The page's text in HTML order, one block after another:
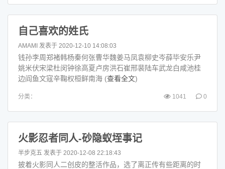
自己喜欢的姓氏
AMAMI 发表于 2020-12-10 14:08:03
钱孙李周郑褚韩杨秦何张曹华魏姜马凤袁柳史岑薛毕安乐尹
姚米伏宋梁杜闵钟徐高夏卢房洪石崔邢裴陆车武龙白咸池桂
边阎鱼文寇辛鞠权桓鲜南海 (查看全文)
分类： 1041 0
火影忍者同人-砂隐蚁垤事记
半步克五 发表于 2020-12-08 22:18:43
披着火影同人二创皮的整活作品，选了离正传有些距离的时